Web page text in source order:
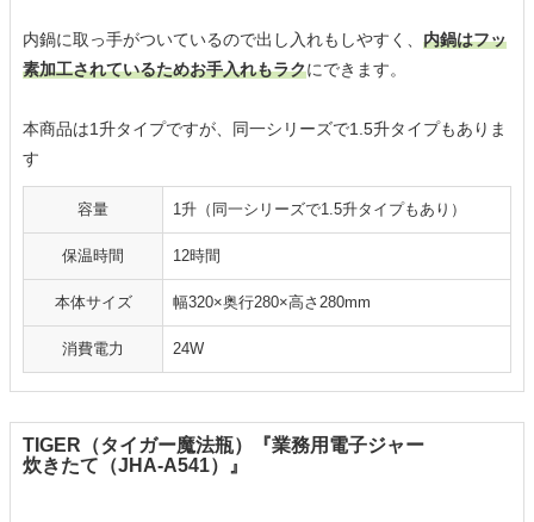
内鍋に取っ手がついているので出し入れもしやすく、 内鍋はフッ
素加工されているためお手入れもラクにできます。
本商品は1升タイプですが、同一シリーズで1.5升タイプもありま
す
容量 1升（同一シリーズで1.5升タイプもあり）
保温時間 12時間
本体サイズ 幅320×奥行280×高さ280mm
消費電力 24W
TIGER（タイガー魔法瓶）『業務用電子ジャー
炊きたて（JHA-A541）』